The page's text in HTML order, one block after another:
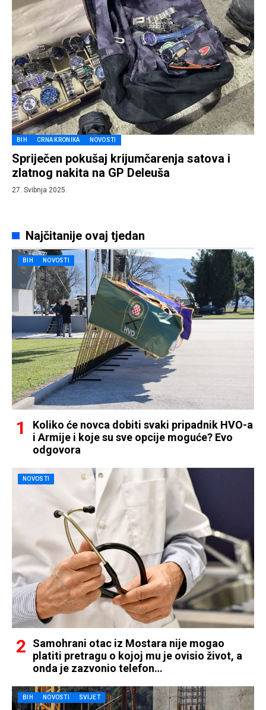
BIH CRNA KRONIKA NOVOSTI
Spriječen pokušaj krijumčarenja satova i
zlatnog nakita na GP Deleuša
27. Svibnja 2025.
Najčitanije ovaj tjedan
BIH NOVOSTI
Koliko će novca dobiti svaki pripadnik HVO-a
i Armije i koje su sve opcije moguće? Evo
odgovora
NOVOSTI
Samohrani otac iz Mostara nije mogao
platiti pretragu o kojoj mu je ovisio život, a
onda je zazvonio telefon…
BIH NOVOSTI SVIJET